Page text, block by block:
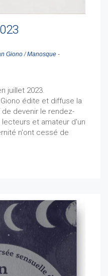
Giono/Manosque -
juillet 2023.
édite et diffuse la
devenir le rendez-
et amateur d'un
n'ont cessé de